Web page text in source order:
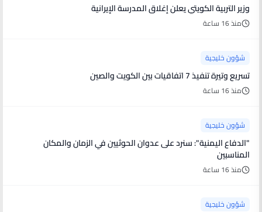
وزير التربية الكويتي يعلن إغلاق المدرسة الإيرانية
منذ 16 ساعة
شؤون خليجية
تسريع وتيرة تنفيذ 7 اتفاقيات بين الكويت والصين
منذ 16 ساعة
شؤون خليجية
"الدفاع اليمنية": سنرد على عدوان الحوثيين في الزمان والمكان
المناسبين
منذ 16 ساعة
شؤون خليجية